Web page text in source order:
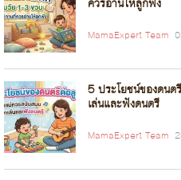
MamaExpert Team
5 ประโยชน์ของดน
เล่นและฟังดนตรี
MamaExpert Team